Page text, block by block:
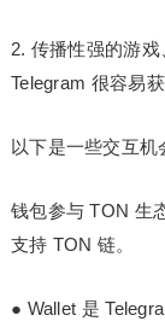
2. 传播性强的游
Telegram 很容易
以下是一些交互机
钱包参与 TON 生
支持 TON 链。
● Wallet 是